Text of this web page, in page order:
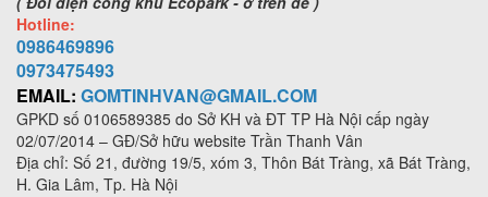
Hotline:
0986469896
0973475493
EMAIL: GOMTINHVAN@GMAIL.COM
GPKD số 0106589385 do Sở KH và ĐT TP Hà Nội cấp ngày
02/07/2014 – GĐ/Sở hữu website Trần Thanh Vân
Địa chỉ: Số 21, đường 19/5, xóm 3, Thôn Bát Tràng, xã Bát Tràng,
H. Gia Lâm, Tp. Hà Nội